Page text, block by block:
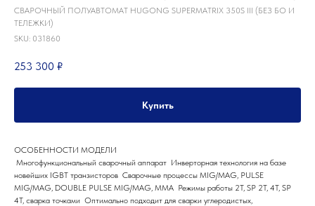
СВАРОЧНЫЙ ПОЛУАВТОМАТ HUGONG SUPERMATRIX 350S III (БЕЗ БО И
ТЕЛЕЖКИ)
SKU: 031860
253 300 ₽
Купить
ОСОБЕННОСТИ МОДЕЛИ
Многофункциональный сварочный аппарат Инверторная технология на базе
новейших IGBT транзисторов Сварочные процессы MIG/MAG, PULSE
MIG/MAG, DOUBLE PULSE MIG/MAG, MMA Режимы работы 2Т, SP 2T, 4T, SP
4T, сварка точками Оптимально подходит для сварки углеродистых,